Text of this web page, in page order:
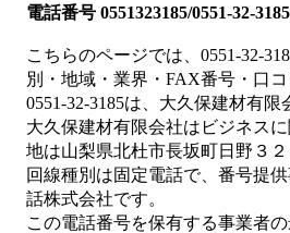
電話番号 0551323185/0551-32-3185
こちらのページでは、 0551-32-
別・地域・業界・FAX番号・口コ
0551-32-3185は、 大久保建材有限
大久保建材有限会社は ビジネス
地は山梨県北杜市長坂町日野３２
回線種別は固定電話で、番号提
話株式会社です。
この電話番号を保有する事業者